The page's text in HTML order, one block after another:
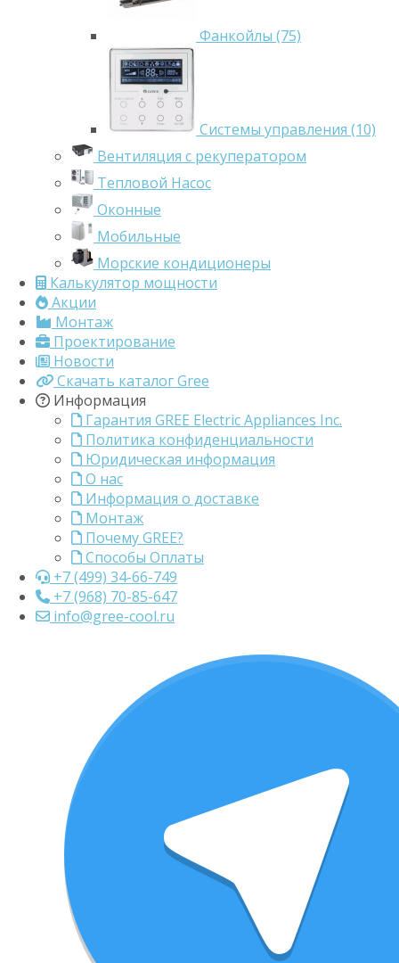
Фанкойлы (75)
Системы управления (10)
Вентиляция с рекуператором
Тепловой Насос
Оконные
Мобильные
Морские кондиционеры
Калькулятор мощности
Акции
Монтаж
Проектирование
Новости
Скачать каталог Gree
Информация
Гарантия GREE Electric Appliances Inc.
Политика конфиденциальности
Юридическая информация
О нас
Информация о доставке
Монтаж
Почему GREE?
Способы Оплаты
+7 (499) 34-66-749
+7 (968) 70-85-647
info@gree-cool.ru